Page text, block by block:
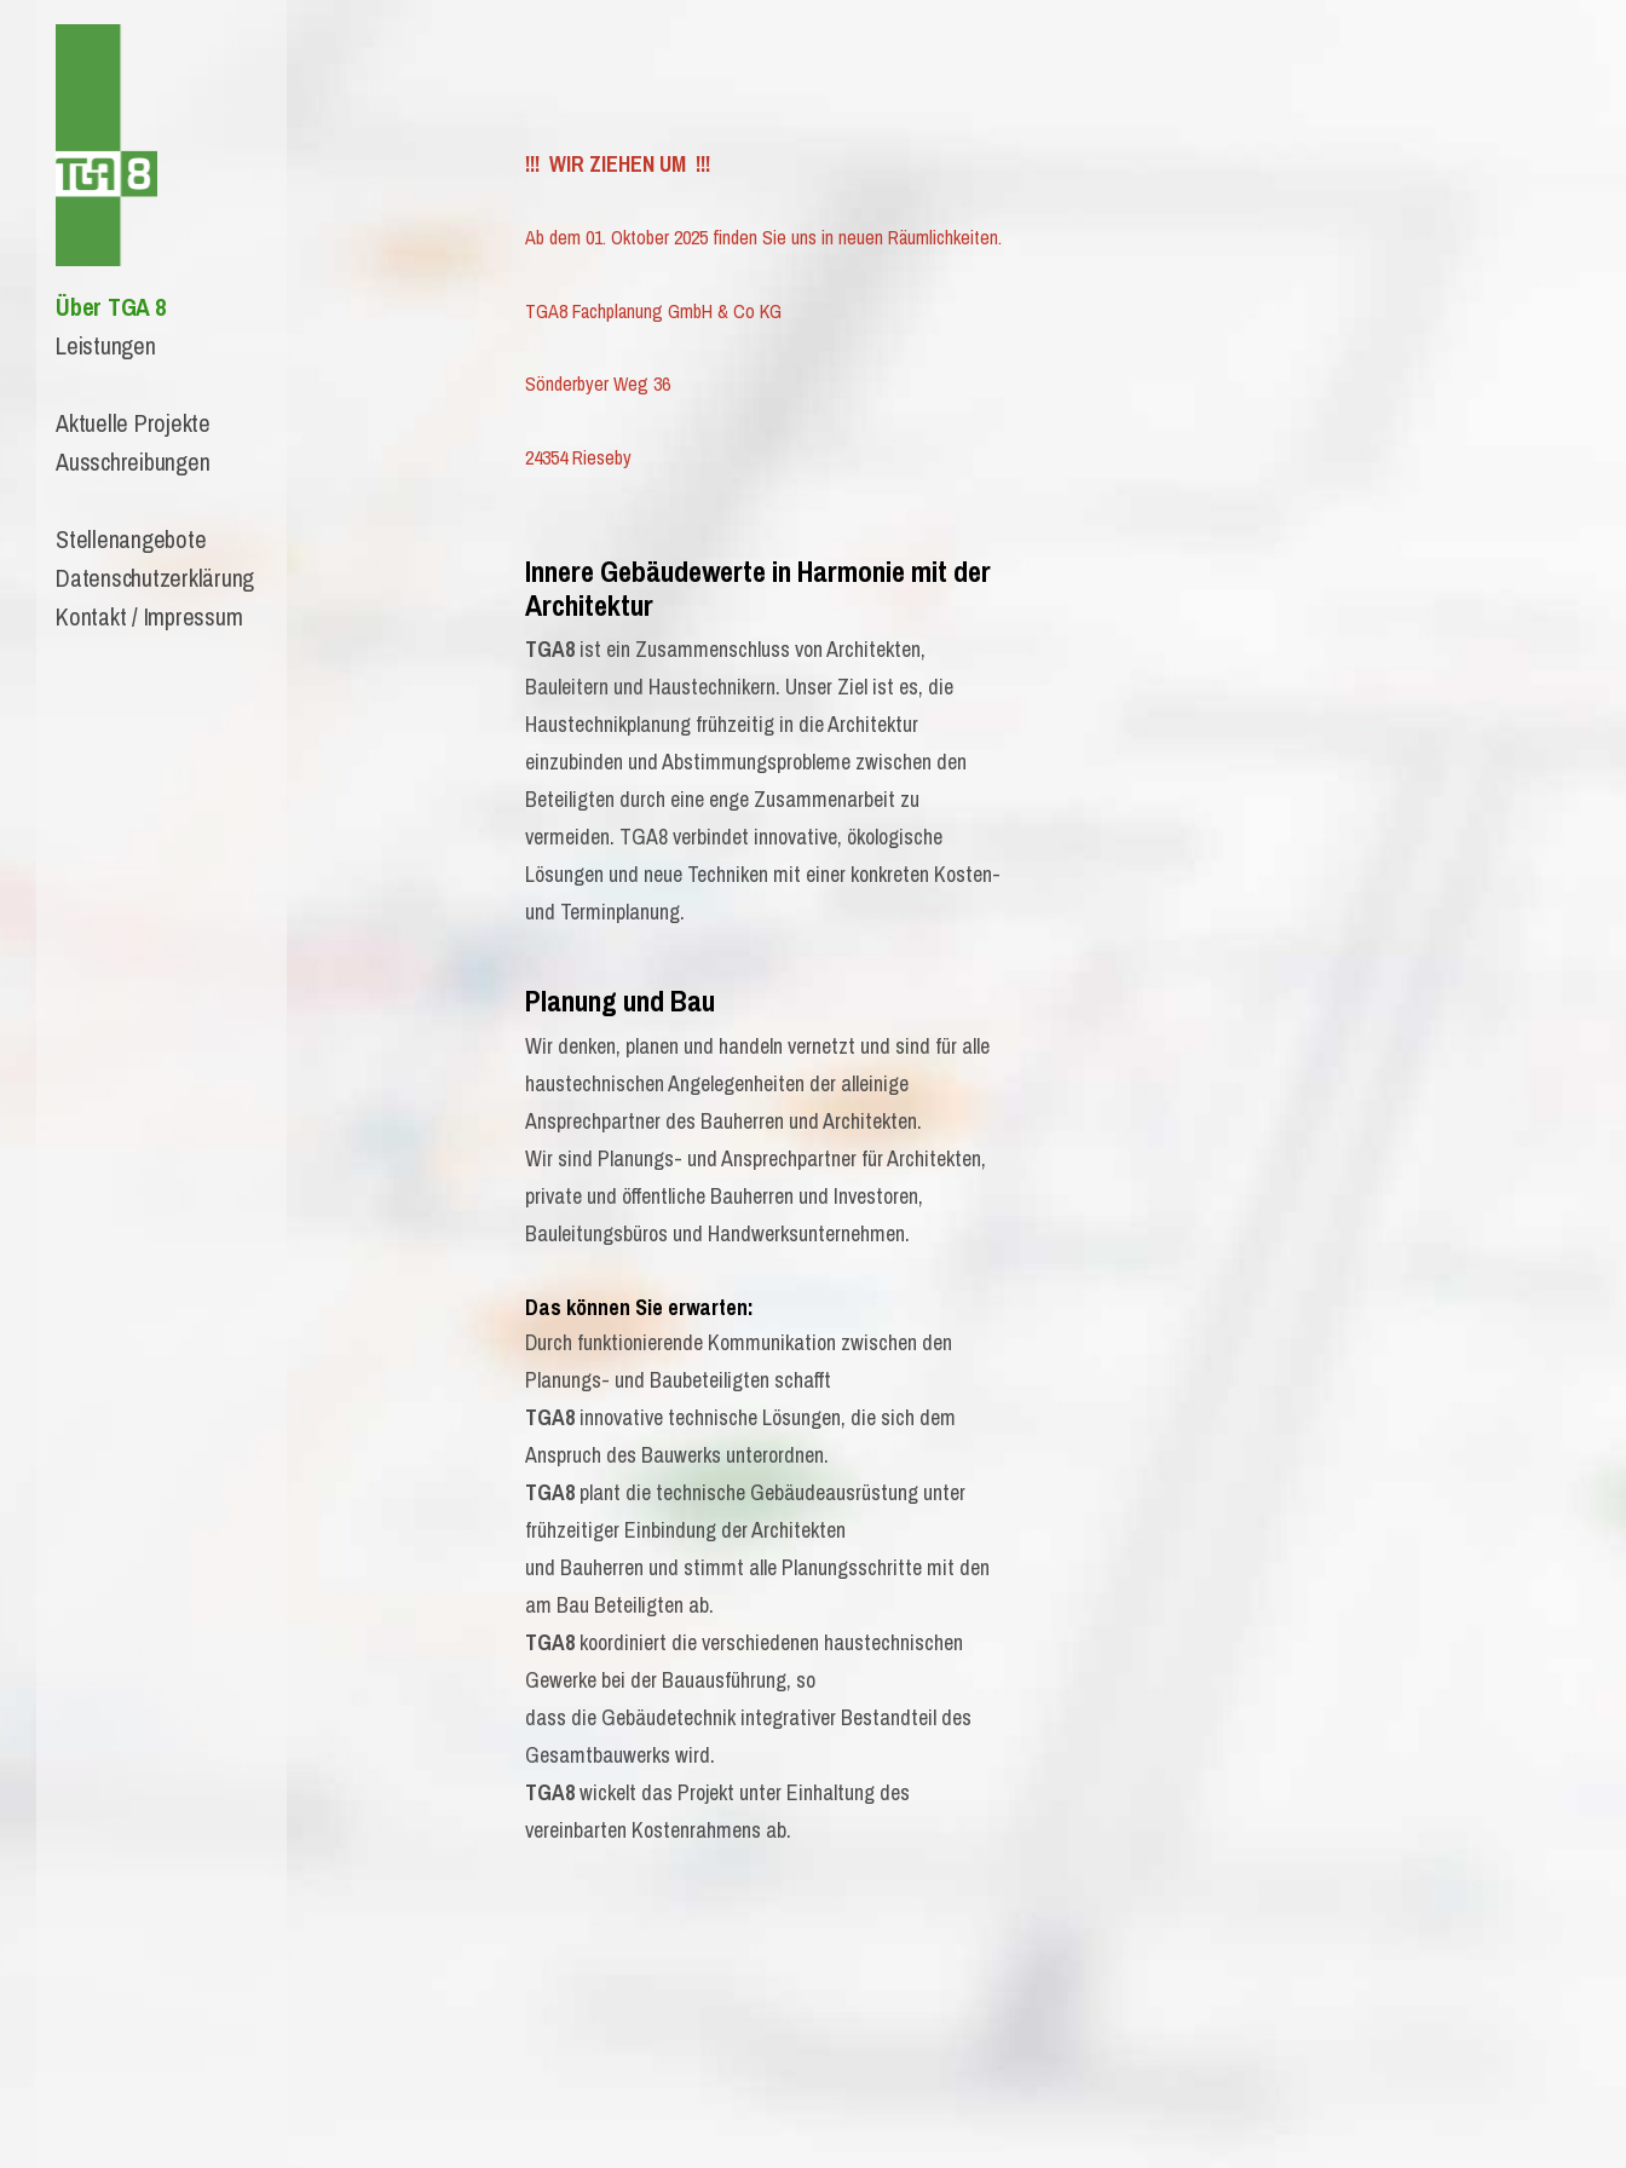
Über TGA 8
Leistungen
Aktuelle Projekte
Ausschreibungen
Stellenangebote
Datenschutzerklärung
Kontakt / Impressum
!!! WIR ZIEHEN UM !!!
Ab dem 01. Oktober 2025 finden Sie uns in neuen Räumlichkeiten.
TGA8 Fachplanung GmbH & Co KG
Sönderbyer Weg 36
24354 Rieseby
Innere Gebäudewerte in Harmonie mit der
Architektur
TGA8 ist ein Zusammenschluss von Architekten,
Bauleitern und Haustechnikern. Unser Ziel ist es, die
Haustechnikplanung frühzeitig in die Architektur
einzubinden und Abstimmungsprobleme zwischen den
Beteiligten durch eine enge Zusammenarbeit zu
vermeiden. TGA8 verbindet innovative, ökologische
Lösungen und neue Techniken mit einer konkreten Kosten-
und Terminplanung.
Planung und Bau
Wir denken, planen und handeln vernetzt und sind für alle
haustechnischen Angelegenheiten der alleinige
Ansprechpartner des Bauherren und Architekten.
Wir sind Planungs- und Ansprechpartner für Architekten,
private und öffentliche Bauherren und Investoren,
Bauleitungsbüros und Handwerksunternehmen.
Das können Sie erwarten:
Durch funktionierende Kommunikation zwischen den
Planungs- und Baubeteiligten schafft
TGA8 innovative technische Lösungen, die sich dem
Anspruch des Bauwerks unterordnen.
TGA8 plant die technische Gebäudeausrüstung unter
frühzeitiger Einbindung der Architekten
und Bauherren und stimmt alle Planungsschritte mit den
am Bau Beteiligten ab.
TGA8 koordiniert die verschiedenen haustechnischen
Gewerke bei der Bauausführung, so
dass die Gebäudetechnik integrativer Bestandteil des
Gesamtbauwerks wird.
TGA8wickelt das Projekt unter Einhaltung des
vereinbarten Kostenrahmens ab.